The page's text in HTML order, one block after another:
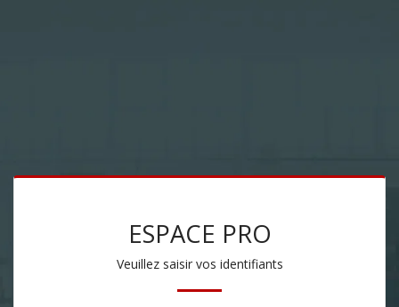
ESPACE PRO
Veuillez saisir vos identifiants